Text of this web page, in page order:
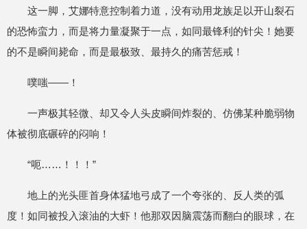
这一脚，艾娜特意控制着力道，没有动用龙族足以开山裂石
的恐怖蛮力，而是将力量凝聚于一点，如同最锋利的针尖！她要
的不是瞬间毙命，而是最极致、最持久的痛苦惩戒！
噗嗤——！
一声极其轻微、却又令人头皮瞬间炸裂的、仿佛某种脆弱物
体被彻底碾碎的闷响！
“呃……！！！”
地上的光头匪首身体猛地弓成了一个夸张的、反人类的弧
度！如同被投入滚油的大虾！他那双因脑震荡而翻白的眼球，在